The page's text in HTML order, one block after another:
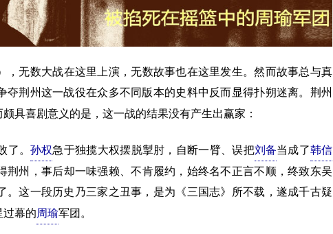
无数大战在这里上演，无数故事也在这里发生。然而故事总与真
夺荆州这一战役在众多不同版本的史料中反而显得扑朔迷离。荆州
具喜剧意义的是，这一战的结果没有产生出赢家：
了。孙权急于独揽大权摆脱掣肘，自断一臂、误把刘备当成了韩信
荆州，事后却一味强赖、不肯履约，始终名不正言不顺，终致东吴
。这一段历史乃三家之丑事，是为《三国志》所不载，遂成千古疑
过幕的周瑜军团。